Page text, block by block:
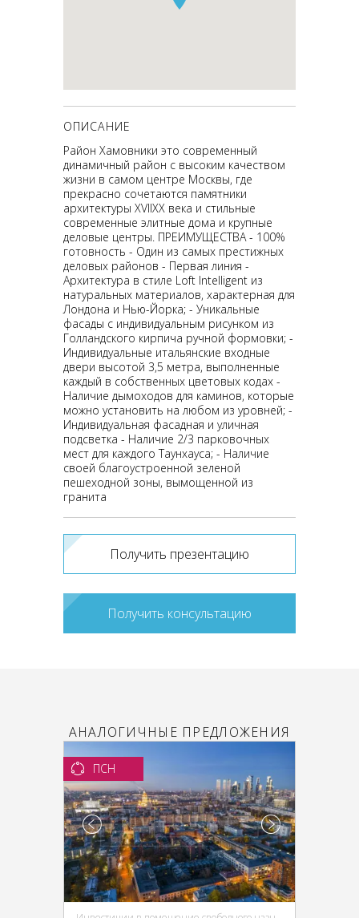
ОПИСАНИЕ
Район Хамовники это современный
динамичный район с высоким качеством
жизни в самом центре Москвы, где
прекрасно сочетаются памятники
архитектуры XVIIXX века и стильные
современные элитные дома и крупные
деловые центры. ПРЕИМУЩЕСТВА - 100%
готовность - Один из самых престижных
деловых районов - Первая линия -
Архитектура в стиле Loft Intelligent из
натуральных материалов, характерная для
Лондона и Нью-Йорка; - Уникальные
фасады с индивидуальным рисунком из
Голландского кирпича ручной формовки; -
Индивидуальные итальянские входные
двери высотой 3,5 метра, выполненные
каждый в собственных цветовых кодах -
Наличие дымоходов для каминов, которые
можно установить на любом из уровней; -
Индивидуальная фасадная и уличная
подсветка - Наличие 2/3 парковочных
мест для каждого Таунхауса; - Наличие
своей благоустроенной зеленой
пешеходной зоны, вымощенной из
гранита
Получить презентацию
Получить консультацию
АНАЛОГИЧНЫЕ ПРЕДЛОЖЕНИЯ
ПСН